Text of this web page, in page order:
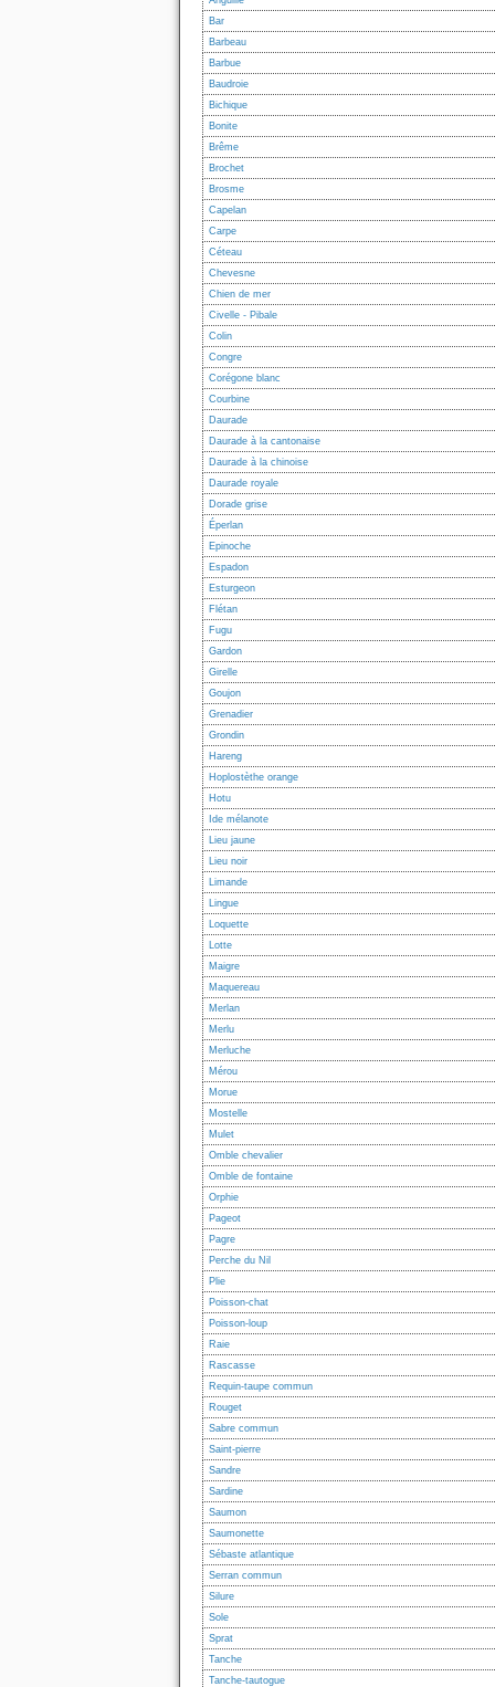
Bar
Barbeau
Barbue
Baudroie
Bichique
Bonite
Brême
Brochet
Brosme
Capelan
Carpe
Céteau
Chevesne
Chien de mer
Civelle - Pibale
Colin
Congre
Corégone blanc
Courbine
Daurade
Daurade à la cantonaise
Daurade à la chinoise
Daurade royale
Dorade grise
Éperlan
Epinoche
Espadon
Esturgeon
Flétan
Fugu
Gardon
Girelle
Goujon
Grenadier
Grondin
Hareng
Hoplostèthe orange
Hotu
Ide mélanote
Lieu jaune
Lieu noir
Limande
Lingue
Loquette
Lotte
Maigre
Maquereau
Merlan
Merlu
Merluche
Mérou
Morue
Mostelle
Mulet
Omble chevalier
Omble de fontaine
Orphie
Pageot
Pagre
Perche du Nil
Plie
Poisson-chat
Poisson-loup
Raie
Rascasse
Requin-taupe commun
Rouget
Sabre commun
Saint-pierre
Sandre
Sardine
Saumon
Saumonette
Sébaste atlantique
Serran commun
Silure
Sole
Sprat
Tanche
Tanche-tautogue